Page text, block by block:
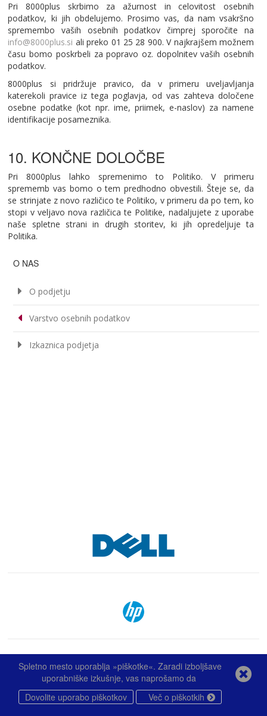
Pri 8000plus skrbimo za ažurnost in celovitost osebnih
podatkov, ki jih obdelujemo. Prosimo vas, da nam vsakršno
spremembo vaših osebnih podatkov čimprej sporočite na
info@8000plus.si ali preko 01 25 28 900. V najkrajšem možnem
času bomo poskrbeli za popravo oz. dopolnitev vaših osebnih
podatkov.
8000plus si pridržuje pravico, da v primeru uveljavljanja
katerekoli pravice iz tega poglavja, od vas zahteva določene
osebne podatke (kot npr. ime, priimek, e-naslov) za namene
identifikacije posameznika.
10. KONČNE DOLOČBE
Pri 8000plus lahko spremenimo to Politiko. V primeru
sprememb vas bomo o tem predhodno obvestili. Šteje se, da
se strinjate z novo različico te Politiko, v primeru da po tem, ko
stopi v veljavo nova različica te Politike, nadaljujete z uporabe
naše spletne strani in drugih storitev, ki jih opredeljuje ta
Politika.
O NAS
O podjetju
Varstvo osebnih podatkov
Izkaznica podjetja
Spletno mesto uporablja »piškotke«. Zaradi izboljšave
uporabniške izkušnje, vas naprošamo da
Dovolite uporabo piškotkov
Več o piškotkih